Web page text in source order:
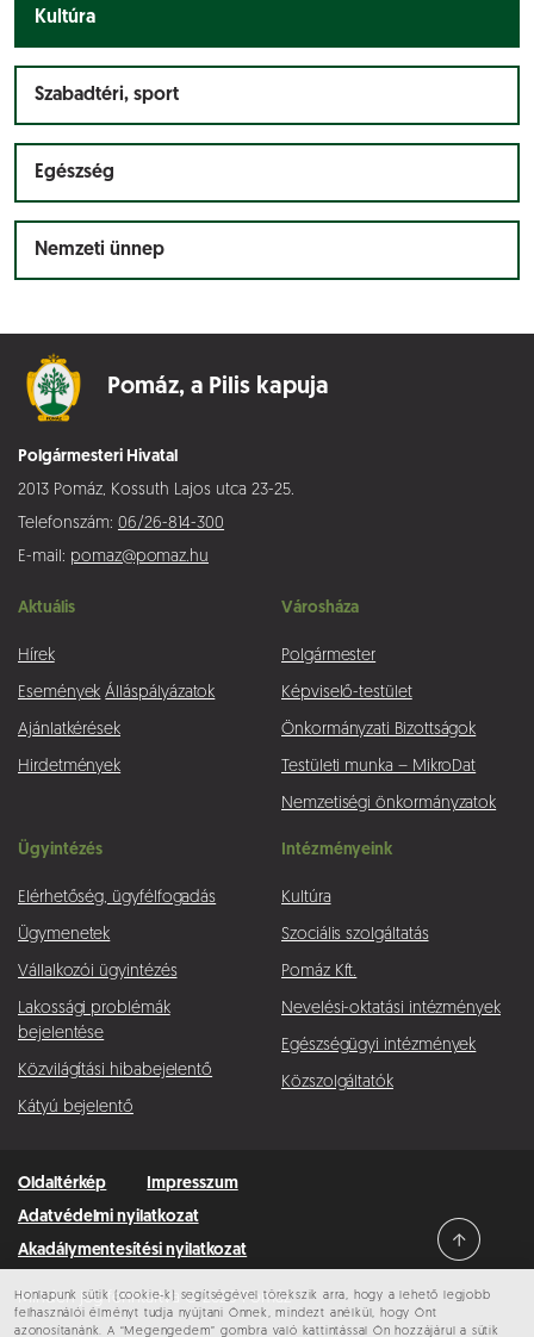
Honlapunk sütik (cookie-k) segítségével törekszik arra, hogy a lehető legjobb
felhasználói élményt tudja nyújtani Önnek, mindezt anélkül, hogy Önt
azonosítanánk. A “Megengedem” gombra való kattintással Ön hozzájárul a sütik
Kultúra
Szabadtéri, sport
Egészség
Nemzeti ünnep
Pomáz, a Pilis kapuja
Polgármesteri Hivatal
2013 Pomáz, Kossuth Lajos utca 23-25.
Telefonszám: 06/26-814-300
E-mail: pomaz@pomaz.hu
Aktuális
Hírek
Események Álláspályázatok
Ajánlatkérések
Hirdetmények
Városháza
Polgármester
Képviselő-testület
Önkormányzati Bizottságok
Testületi munka – MikroDat
Nemzetiségi önkormányzatok
Ügyintézés
Elérhetőség, ügyfélfogadás
Ügymenetek
Vállalkozói ügyintézés
Lakossági problémák
bejelentése
Közvilágítási hibabejelentő
Kátyú bejelentő
Intézményeink
Kultúra
Szociális szolgáltatás
Pomáz Kft.
Nevelési-oktatási intézmények
Egészségügyi intézmények
Közszolgáltatók
Oldaltérkép
Impresszum
Adatvédelmi nyilatkozat
Akadálymentesítési nyilatkozat
Minden jog fenntartva © 2026 Pomáz